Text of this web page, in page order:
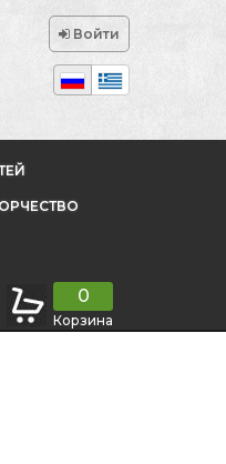
Войти
0
Корзина